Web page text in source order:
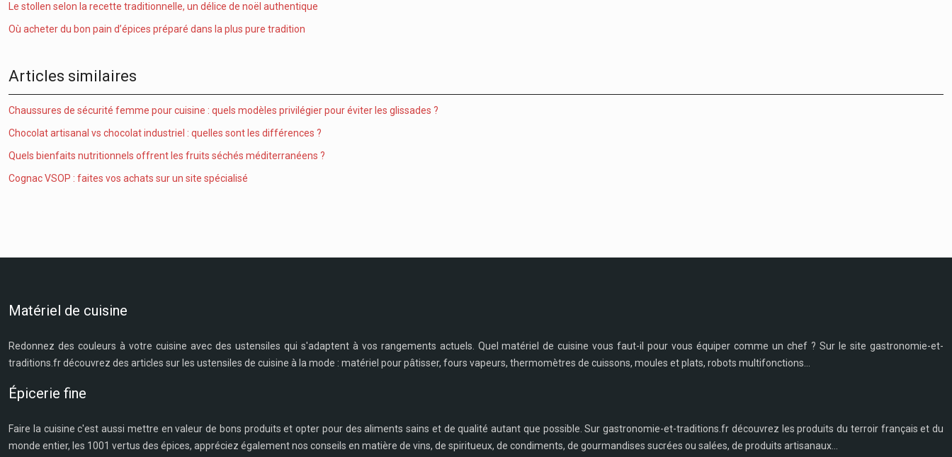
Le stollen selon la recette traditionnelle, un délice de noël authentique
Où acheter du bon pain d’épices préparé dans la plus pure tradition
Articles similaires
Chaussures de sécurité femme pour cuisine : quels modèles privilégier pour éviter les glissades ?
Chocolat artisanal vs chocolat industriel : quelles sont les différences ?
Quels bienfaits nutritionnels offrent les fruits séchés méditerranéens ?
Cognac VSOP : faites vos achats sur un site spécialisé
Matériel de cuisine
Redonnez des couleurs à votre cuisine avec des ustensiles qui s'adaptent à vos rangements actuels. Quel matériel de cuisine vous faut-il pour vous équiper comme un chef ? Sur le site gastronomie-et-
traditions.fr découvrez des articles sur les ustensiles de cuisine à la mode : matériel pour pâtisser, fours vapeurs, thermomètres de cuissons, moules et plats, robots multifonctions...
Épicerie fine
Faire la cuisine c'est aussi mettre en valeur de bons produits et opter pour des aliments sains et de qualité autant que possible. Sur gastronomie-et-traditions.fr découvrez les produits du terroir français et du
monde entier, les 1001 vertus des épices, appréciez également nos conseils en matière de vins, de spiritueux, de condiments, de gourmandises sucrées ou salées, de produits artisanaux...